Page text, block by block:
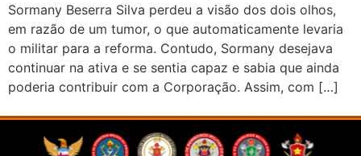
Sormany Beserra Silva perdeu a visão dos dois olhos,
em razão de um tumor, o que automaticamente levaria
o militar para a reforma. Contudo, Sormany desejava
continuar na ativa e se sentia capaz e sabia que ainda
poderia contribuir com a Corporação. Assim, com […]